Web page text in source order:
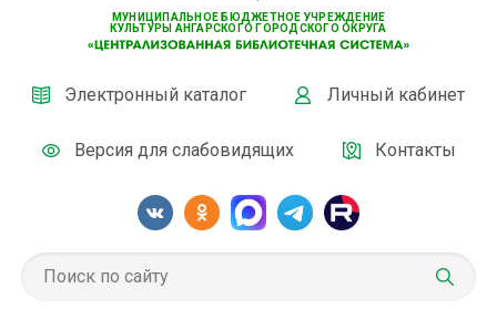
МУНИЦИПАЛЬНОЕ БЮДЖЕТНОЕ УЧРЕЖДЕНИЕ
КУЛЬТУРЫ АНГАРСКОГО ГОРОДСКОГО ОКРУГА
Электронный каталог Личный кабинет
Версия для слабовидящих Контакты